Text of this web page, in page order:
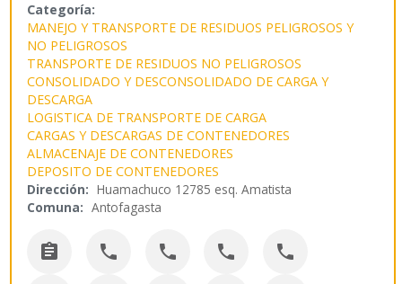
Categoría:
MANEJO Y TRANSPORTE DE RESIDUOS PELIGROSOS Y
NO PELIGROSOS
TRANSPORTE DE RESIDUOS NO PELIGROSOS
CONSOLIDADO Y DESCONSOLIDADO DE CARGA Y
DESCARGA
LOGISTICA DE TRANSPORTE DE CARGA
CARGAS Y DESCARGAS DE CONTENEDORES
ALMACENAJE DE CONTENEDORES
DEPOSITO DE CONTENEDORES
Dirección: Huamachuco 12785 esq. Amatista
Comuna: Antofagasta
    